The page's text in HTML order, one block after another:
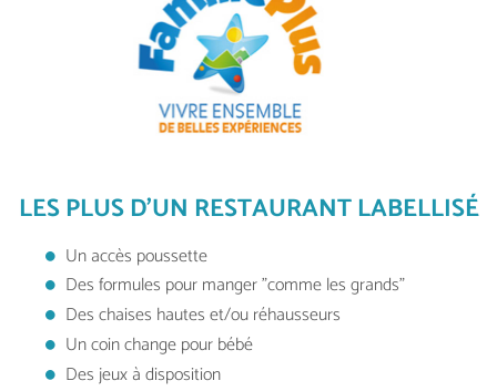
LES PLUS D'UN RESTAURANT LABELLISÉ
Un accès poussette
Des formules pour manger "comme les grands"
Des chaises hautes et/ou réhausseurs
Un coin change pour bébé
Des jeux à disposition